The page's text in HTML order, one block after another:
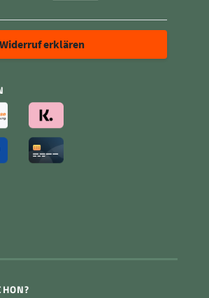
Widerruf erklären